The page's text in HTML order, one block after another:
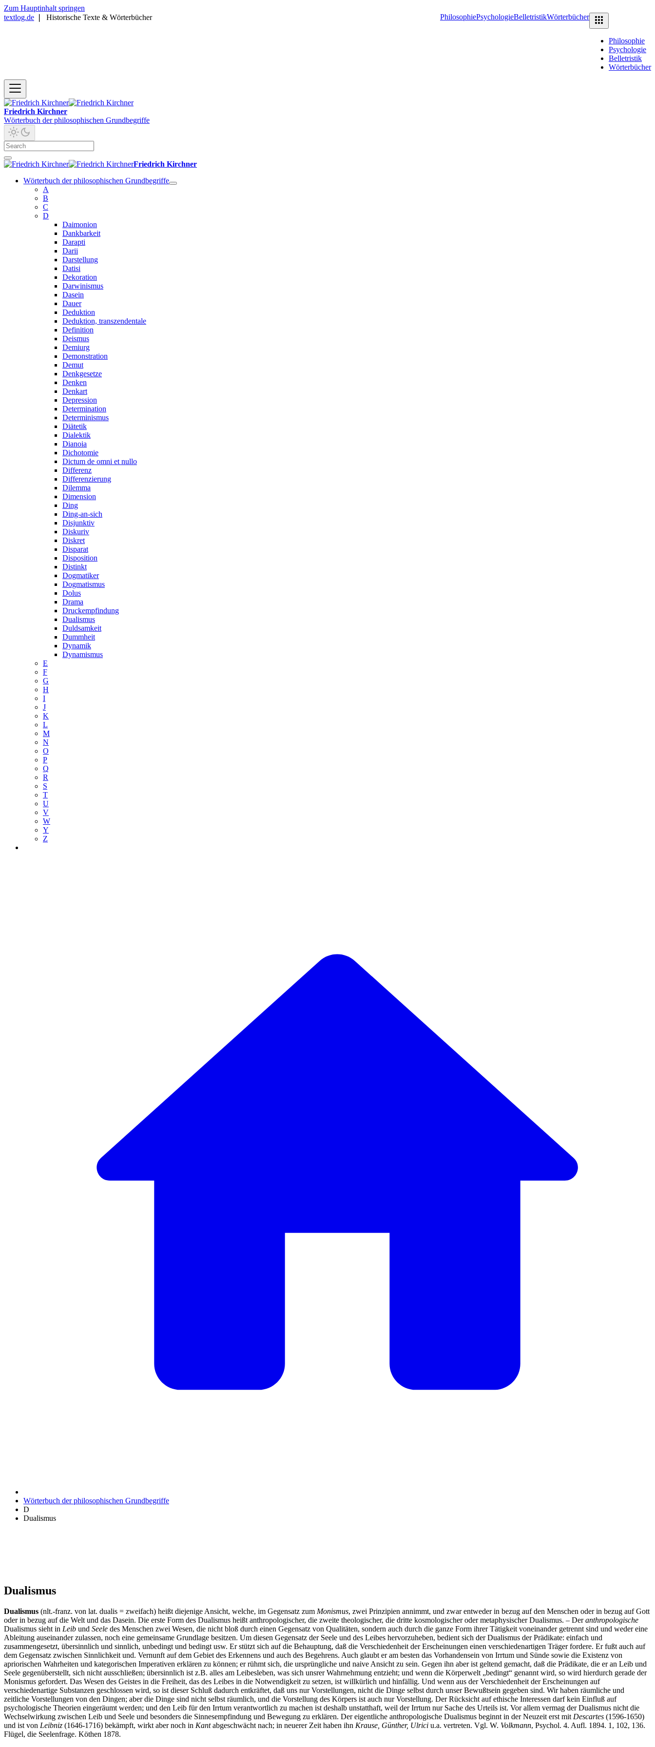
Zum Hauptinhalt springen
textlog.de
Historische Texte & Wörterbücher PhilosophiePsychologieBelletristikWörterbücher
Philosophie
Psychologie
Belletristik
Wörterbücher
Friedrich Kirchner
Wörterbuch der philosophischen Grundbegriffe
Friedrich Kirchner
Wörterbuch der philosophischen Grundbegriffe
A
B
C
D
Daimonion
Dankbarkeit
Darapti
Darii
Darstellung
Datisi
Dekoration
Darwinismus
Dasein
Dauer
Deduktion
Deduktion, transzendentale
Definition
Deismus
Demiurg
Demonstration
Demut
Denkgesetze
Denken
Denkart
Depression
Determination
Determinismus
Diätetik
Dialektik
Dianoia
Dichotomie
Dictum de omni et nullo
Differenz
Differenzierung
Dilemma
Dimension
Ding
Ding-an-sich
Disjunktiv
Diskuriv
Diskret
Disparat
Disposition
Distinkt
Dogmatiker
Dogmatismus
Dolus
Drama
Druckempfindung
Dualismus
Duldsamkeit
Dummheit
Dynamik
Dynamismus
E
F
G
H
I
J
K
L
M
N
O
P
Q
R
S
T
U
V
W
Y
Z
Wörterbuch der philosophischen Grundbegriffe
D
Dualismus
Dualismus
Dualismus (nlt.-franz. von lat. dualis = zweifach) heißt diejenige Ansicht, welche, im Gegensatz zum Monismus, zwei Prinzipien annimmt, und zwar entweder in bezug auf den Menschen oder in bezug auf Gott
oder in bezug auf die Welt und das Dasein. Die erste Form des Dualismus heißt anthropologischer, die zweite theologischer, die dritte kosmologischer oder metaphysischer Dualismus. – Deranthropologische
Dualismus sieht in Leib und Seele des Menschen zwei Wesen, die nicht bloß durch einen Gegensatz von Qualitäten, sondern auch durch die ganze Form ihrer Tätigkeit voneinander getrennt sind und weder eine
Ableitung auseinander zulassen, noch eine gemeinsame Grundlage besitzen. Um diesen Gegensatz der Seele und des Leibes hervorzuheben, bedient sich der Dualismus der Prädikate: einfach und
zusammengesetzt, übersinnlich und sinnlich, unbedingt und bedingt usw. Er stützt sich auf die Behauptung, daß die Verschiedenheit der Erscheinungen einen verschiedenartigen Träger fordere. Er fußt auch auf
dem Gegensatz zwischen Sinnlichkeit und. Vernunft auf dem Gebiet des Erkennens und auch des Begehrens. Auch glaubt er am besten das Vorhandensein von Irrtum und Sünde sowie die Existenz von
apriorischen Wahrheiten und kategorischen Imperativen erklären zu können; er rühmt sich, die ursprüngliche und naive Ansicht zu sein. Gegen ihn aber ist geltend gemacht, daß die Prädikate, die er an Leib und
Seele gegenüberstellt, sich nicht ausschließen; übersinnlich ist z.B. alles am Leibesleben, was sich unsrer Wahrnehmung entzieht; und wenn die Körperwelt „bedingt“ genannt wird, so wird hierdurch gerade der
Monismus gefordert. Das Wesen des Geistes in die Freiheit, das des Leibes in die Notwendigkeit zu setzen, ist willkürlich und hinfällig. Und wenn aus der Verschiedenheit der Erscheinungen auf
verschiedenartige Substanzen geschlossen wird, so ist dieser Schluß dadurch entkräftet, daß uns nur Vorstellungen, nicht die Dinge selbst durch unser Bewußtsein gegeben sind. Wir haben räumliche und
zeitliche Vorstellungen von den Dingen; aber die Dinge sind nicht selbst räumlich, und die Vorstellung des Körpers ist auch nur Vorstellung. Der Rücksicht auf ethische Interessen darf kein Einfluß auf
psychologische Theorien eingeräumt werden; und den Leib für den Irrtum verantwortlich zu machen ist deshalb unstatthaft, weil der Irrtum nur Sache des Urteils ist. Vor allem vermag der Dualismus nicht die
Wechselwirkung zwischen Leib und Seele und besonders die Sinnesempfindung und Bewegung zu erklären. Der eigentliche anthropologische Dualismus beginnt in der Neuzeit erst mit Descartes (1596-1650)
und ist von Leibniz (1646-1716) bekämpft, wirkt aber noch in Kantabgeschwächt nach; in neuerer Zeit haben ihn Krause, Günther, Ulrici u.a. vertreten. Vgl. W. Volkmann, Psychol. 4. Aufl. 1894. 1, 102, 136.
Flügel, die Seelenfrage. Köthen 1878.